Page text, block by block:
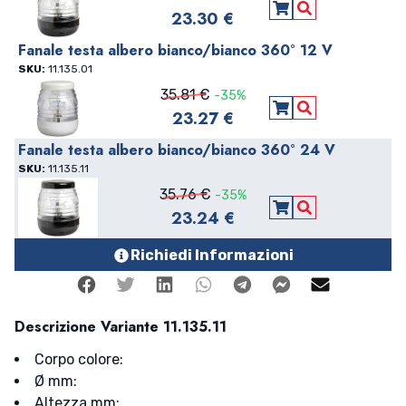
23.30 € Aggiungi al
Vedi Dettagli
Fanale testa albero bianco/bianco 360° 12 V
SKU: 11.135.01
35.81 € -35%
23.27 € Aggiungi al
Vedi Dettagli
Fanale testa albero bianco/bianco 360° 24 V
SKU: 11.135.11
35.76 € -35%
23.24 € Aggiungi al
Vedi Dettagli
Richiedi Informazioni
FacebookTwitterLinkedinWhatsappTelegramFacebook
Descrizione Variante 11.135.11
Corpo colore:
Ø mm: